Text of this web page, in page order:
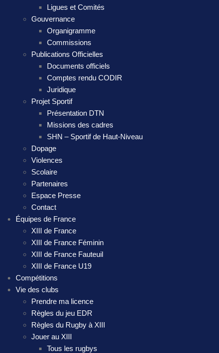
Ligues et Comités
Gouvernance
Organigramme
Commissions
Publications Officielles
Documents officiels
Comptes rendu CODIR
Juridique
Projet Sportif
Présentation DTN
Missions des cadres
SHN – Sportif de Haut-Niveau
Dopage
Violences
Scolaire
Partenaires
Espace Presse
Contact
Équipes de France
XIII de France
XIII de France Féminin
XIII de France Fauteuil
XIII de France U19
Compétitions
Vie des clubs
Prendre ma licence
Règles du jeu EDR
Règles du Rugby à XIII
Jouer au XIII
Tous les rugbys